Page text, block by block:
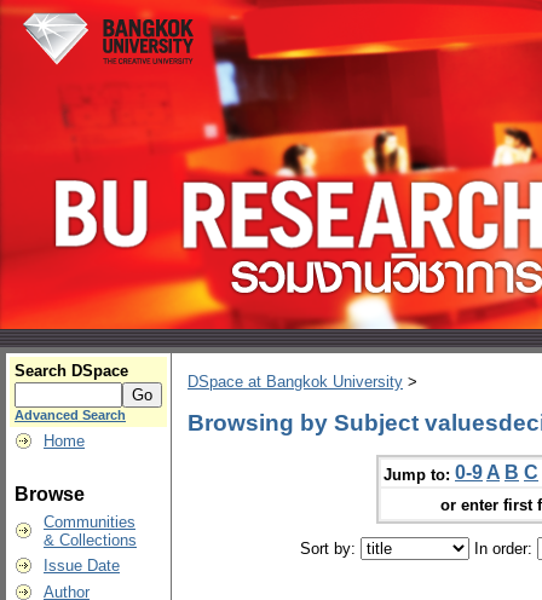
Search DSpace
Advanced Search
Home
Browse
Communities
& Collections
Issue Date
Author
DSpace at Bangkok University >
Browsing by Subject
Jump to: 0-9 A B C
or enter first
Sort by: In order: